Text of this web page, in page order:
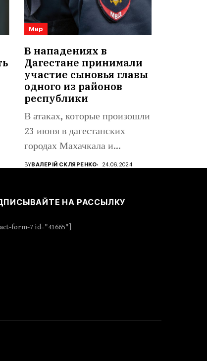
Мир
В нападениях в
Дагестане принимали
участие сыновья главы
одного из районов
республики
В атаках, которые произошли
23 июня в дагестанских
городах Махачкала и
Дербент,...
BYВАЛЕРІЙ СКЛЯРЕНКО 24.06.2024
НА РАССЫЛКУ
form-7 id="41665"]